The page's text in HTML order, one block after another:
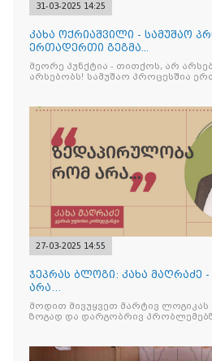
31-03-2025 14:25
კახა ოქრიაშვილი - სამუშაო
ერთადერთი გეგმა...
მეორე პუნქტია - თითქოს, არ
არსებობს! სამუშაო პროცესშია
27-03-2025 14:55
ჯეპრას ბლოგი: კახა მაღრაძე
არა…
მოდით მივუყვეთ მარტივ ლოგიკას
ზოგად და დარგობრივ